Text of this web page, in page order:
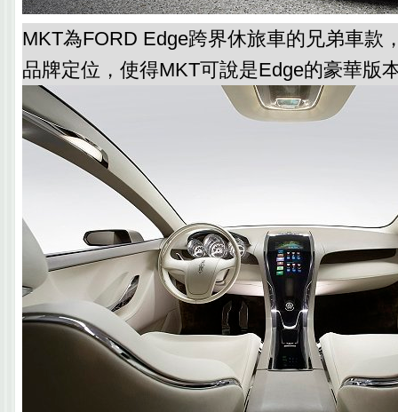
MKT為FORD Edge跨界休旅車的兄弟車款
品牌定位，使得MKT可說是Edge的豪華版